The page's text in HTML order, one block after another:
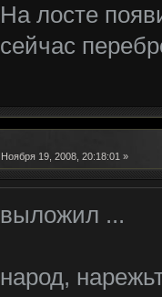
На лосте
сейчас
Ноября 19, 2008, 20:18:01 »
выложил ...
народ,